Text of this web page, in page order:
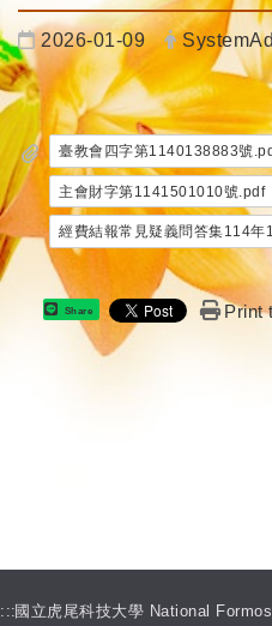
日期：
2026-01-09 發布者：
臺教會四字第1140138883號
主會財字第1141501010號.pdf
經費結報常見疑義問答集114年
Share Print
:::國立虎尾科技大學 National